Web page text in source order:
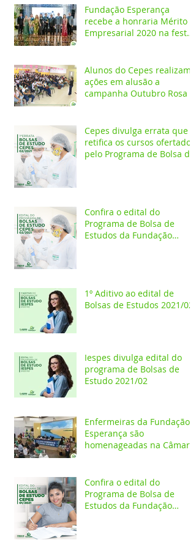
Fundação Esperança
recebe a honraria Mérito
Empresarial 2020 na festa
Alunos do Cepes realizam
ações em alusão a
campanha Outubro Rosa
Cepes divulga errata que
retifica os cursos ofertados
pelo Programa de Bolsa de
Confira o edital do
Programa de Bolsa de
Estudos da Fundação
1º Aditivo ao edital de
Bolsas de Estudos 2021/02
Iespes divulga edital do
programa de Bolsas de
Estudo 2021/02
Enfermeiras da Fundação
Esperança são
homenageadas na Câmara
Confira o edital do
Programa de Bolsa de
Estudos da Fundação